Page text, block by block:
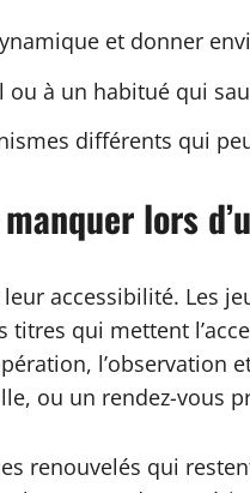
et donner
à un habitué qui
différents qui
lors
accessibilité. Les
qui mettent
l’observation
ou un rendez-vous
renouvelés qui